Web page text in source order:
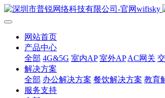
网站首页
产品中心
全部 4G&5G 室内AP 室外AP AC网关
解决方案
全部 办公解决方案 餐饮解决方案 教育
服务支持